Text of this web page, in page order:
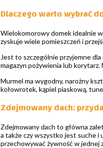
Dlaczego warto wybrać
Wielokomorowy domek idealnie
zyskuje wiele pomieszczeń i
Jest to szczególnie przyjemne
magazyn pożywienia lub
Murmel ma wygodny, narożny
kołowrotek, kąpiel piaskową,
Zdejmowany dach:
Zdejmowany dach to główna
a także czy wszystko jest suche i
przechowywać żywność w jednej